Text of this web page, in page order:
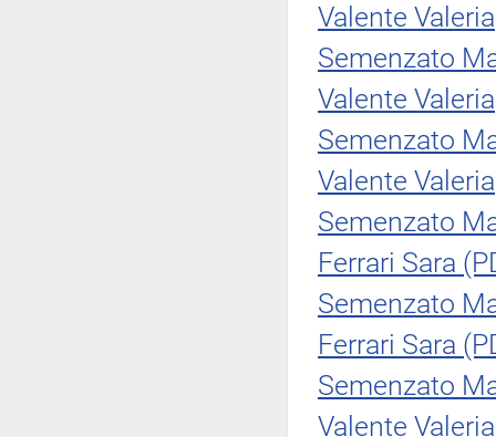
Valente Valeria
Semenzato
Valente Valeria
Semenzato
Valente Valeria
Semenzato
Ferrari Sara
Semenzato
Ferrari Sara
Semenzato
Valente Valeria